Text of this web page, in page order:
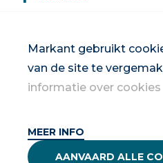
Markant gebruikt
van de site te
informatie over cookies
MEER INFO
AANVAARD ALLE
Inschrijven op de
2026
Privacybeleid